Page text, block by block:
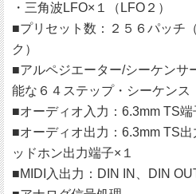
・三角波LFO×１（LFO２）
■プリセット数：２５６パッチ
ク）
■アルペジエーター/シーケンサ
能な６４ステップ・シーケンス
■オーディオ入力：6.3mm TS端
■オーディオ出力：6.3mm TS
ッドホン出力端子×１
■MIDI入出力：DIN IN、DIN